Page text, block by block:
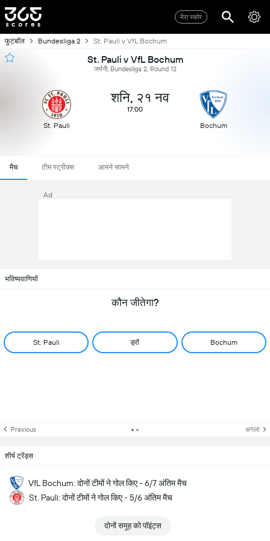
मेरा स्कोर
फुटबॉल Bundesliga 2 St. Pauli v VfL Bochum
St. Pauli v VfL Bochum
जर्मनी, Bundesliga 2, Round 12
St. Pauli
शनि, २१ नव
17:00
Bochum
मैच टीम स्ट्रीक्स आमने सामने
Ad
भविष्यवाणियों
कौन जीतेगा?
St. Pauli ड्रॉ Bochum
Previous अगला
शीर्ष ट्रेंड्स
VfL Bochum: दोनों टीमों ने गोल किए - 6/7 अंतिम मैच
St. Pauli: दोनों टीमों ने गोल किए - 5/6 अंतिम मैच
दोनों समूह को पॉइंट्स